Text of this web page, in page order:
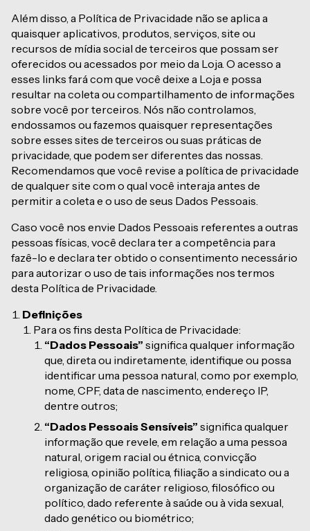
Além disso, a Política de Privacidade não se aplica a
quaisquer aplicativos, produtos, serviços, site ou
recursos de mídia social de terceiros que possam ser
oferecidos ou acessados por meio da Loja. O acesso a
esses links fará com que você deixe a Loja e possa
resultar na coleta ou compartilhamento de informações
sobre você por terceiros. Nós não controlamos,
endossamos ou fazemos quaisquer representações
sobre esses sites de terceiros ou suas práticas de
privacidade, que podem ser diferentes das nossas.
Recomendamos que você revise a política de privacidade
de qualquer site com o qual você interaja antes de
permitir a coleta e o uso de seus Dados Pessoais.
Caso você nos envie Dados Pessoais referentes a outras
pessoas físicas, você declara ter a competência para
fazê-lo e declara ter obtido o consentimento necessário
para autorizar o uso de tais informações nos termos
desta Política de Privacidade.
Definições
Para os fins desta Política de Privacidade:
“Dados Pessoais” significa qualquer informação
que, direta ou indiretamente, identifique ou possa
identificar uma pessoa natural, como por exemplo,
nome, CPF, data de nascimento, endereço IP,
dentre outros;
“Dados Pessoais Sensíveis” significa qualquer
informação que revele, em relação a uma pessoa
natural, origem racial ou étnica, convicção
religiosa, opinião política, filiação a sindicato ou a
organização de caráter religioso, filosófico ou
político, dado referente à saúde ou à vida sexual,
dado genético ou biométrico;